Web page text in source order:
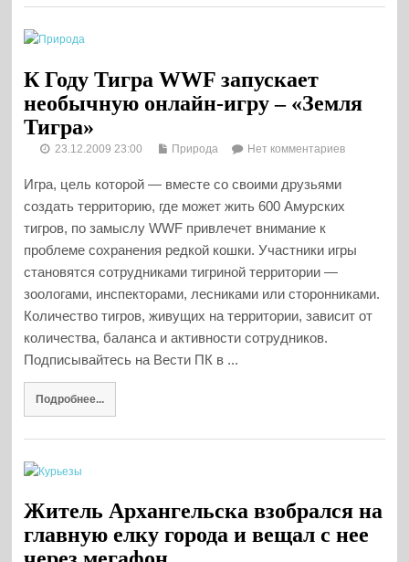
К Году Тигра WWF запускает
необычную онлайн-игру – «Земля
Тигра»
23.12.2009 23:00 Природа Нет комментариев
Игра, цель которой — вместе со своими друзьями
создать территорию, где может жить 600 Амурских
тигров, по замыслу WWF привлечет внимание к
проблеме сохранения редкой кошки. Участники игры
становятся сотрудниками тигриной территории —
зоологами, инспекторами, лесниками или сторонниками.
Количество тигров, живущих на территории, зависит от
количества, баланса и активности сотрудников.
Подписывайтесь на Вести ПК в ...
Подробнее...
Житель Архангельска взобрался на
главную елку города и вещал с нее